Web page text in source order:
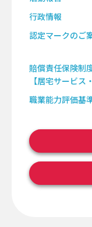
行政情報
認定マークのご
賠償責任保険制
【居宅サービス
職業能力評価基